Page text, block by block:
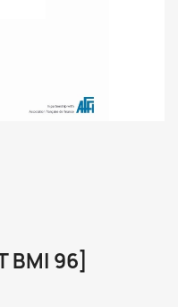
BMI 96]